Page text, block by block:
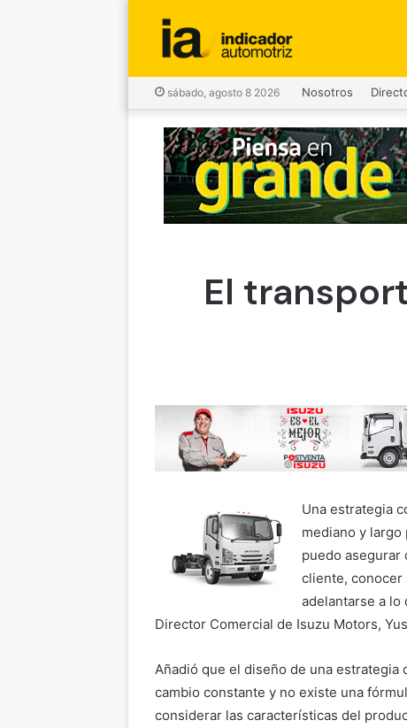
sábado, agosto 8 2026 Nosotros
El
Una estrategia
mediano y largo
puedo asegurar
cliente, conocer
adelantarse a lo
Director Comercial de Isuzu Motors,
Añadió que el diseño de una
cambio constante y no existe una
considerar las características del